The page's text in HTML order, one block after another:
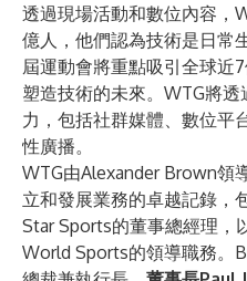
透過現場活動和數位內容，
億人，他們認為技術是日常
屆運動會將重點吸引全球
塑造技術的未來。WTG將
力，包括社群媒體、數位平
性廣播。
WTG由Alexander Brown領
立和發展業務的卓越記錄，
Star Sports的董事總經理，
World Sports的領導職務。